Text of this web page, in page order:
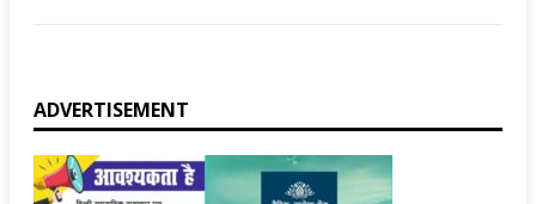
ADVERTISEMENT